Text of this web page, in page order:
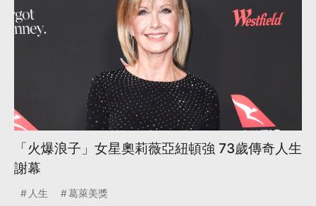
「火爆浪子」女星奧莉薇亞紐頓強 73歲傳奇人生
謝幕
人生 葛萊美獎